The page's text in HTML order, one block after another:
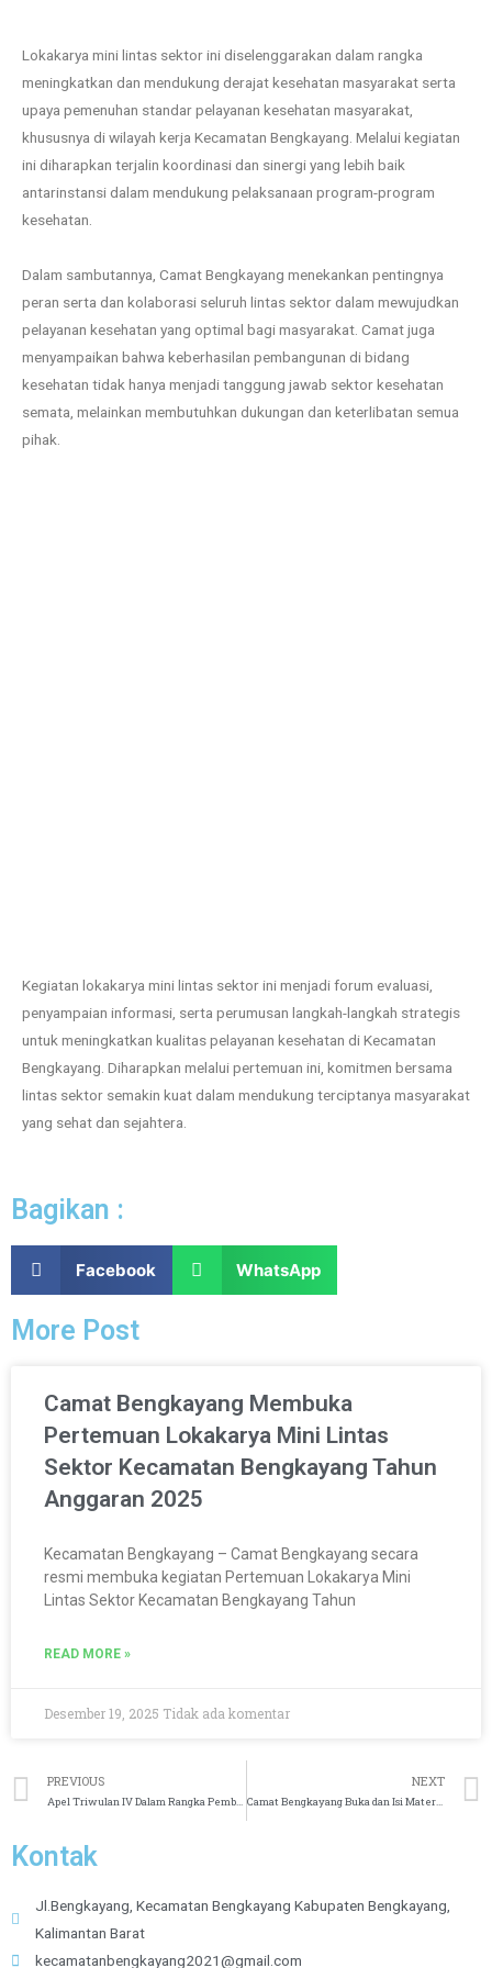
Lokakarya mini lintas sektor ini diselenggarakan dalam rangka
meningkatkan dan mendukung derajat kesehatan masyarakat serta
upaya pemenuhan standar pelayanan kesehatan masyarakat,
khususnya di wilayah kerja Kecamatan Bengkayang. Melalui kegiatan
ini diharapkan terjalin koordinasi dan sinergi yang lebih baik
antarinstansi dalam mendukung pelaksanaan program-program
kesehatan.
Dalam sambutannya, Camat Bengkayang menekankan pentingnya
peran serta dan kolaborasi seluruh lintas sektor dalam mewujudkan
pelayanan kesehatan yang optimal bagi masyarakat. Camat juga
menyampaikan bahwa keberhasilan pembangunan di bidang
kesehatan tidak hanya menjadi tanggung jawab sektor kesehatan
semata, melainkan membutuhkan dukungan dan keterlibatan semua
pihak.
Kegiatan lokakarya mini lintas sektor ini menjadi forum evaluasi,
penyampaian informasi, serta perumusan langkah-langkah strategis
untuk meningkatkan kualitas pelayanan kesehatan di Kecamatan
Bengkayang. Diharapkan melalui pertemuan ini, komitmen bersama
lintas sektor semakin kuat dalam mendukung terciptanya masyarakat
yang sehat dan sejahtera.
Bagikan :
Facebook WhatsApp
More Post
Camat Bengkayang Membuka
Pertemuan Lokakarya Mini Lintas
Sektor Kecamatan Bengkayang Tahun
Anggaran 2025
Kecamatan Bengkayang – Camat Bengkayang secara
resmi membuka kegiatan Pertemuan Lokakarya Mini
Lintas Sektor Kecamatan Bengkayang Tahun
READ MORE »
Desember 19, 2025 Tidak ada komentar
PREVIOUS
Apel Triwulan IV Dalam Rangka Pembinaan Aparatur Sipil Negara dan Perangkat Desa Di Lingkungan Kecamatan Bengkayang
NEXT
Camat Bengkayang Buka dan Isi Materi Pelatihan Kader PATBM serta Sosialisasi Penanganan Penyakit TBC dan Menular di Desa Tirta Kencana
Kontak
Jl.Bengkayang, Kecamatan Bengkayang Kabupaten Bengkayang,
Kalimantan Barat
kecamatanbengkayang2021@gmail.com